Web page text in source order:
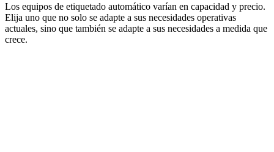
Los equipos de etiquetado automático varían en capacidad y precio.
Elija uno que no solo se adapte a sus necesidades operativas
actuales, sino que también se adapte a sus necesidades a medida que
crece.